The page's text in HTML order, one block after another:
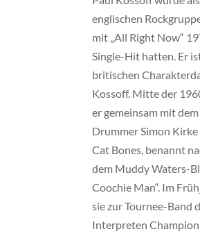
englischen
mit „All Right Now“
Single-Hit hatten. Er
britischen
Kossoff. Mitte der
er gemeinsam mit
Drummer Simon
Cat Bones, benannt
dem Muddy Waters-
Coochie Man“. Im
sie zur Tournee-Band
Interpreten Champion